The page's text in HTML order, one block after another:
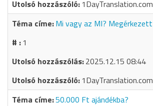
1DayTranslation.com
Mi vagy az MI? Megérkezett
1
2025.12.15 08:44
1DayTranslation.com
50.000 Ft ajándékba?